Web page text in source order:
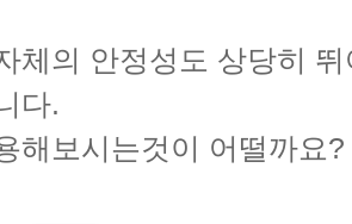
체의 안정성도 상당히
다.
해보시는것이 어떨까요?